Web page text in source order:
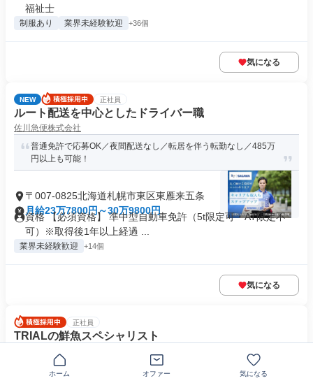
福祉士
制服あり 業界未経験歓迎 +36個
気になる
NEW 正社員
ルート配送を中心としたドライバー職
佐川急便株式会社
普通免許で応募OK／夜間配送なし／転居を伴う転勤なし／485万
円以上も可能！
〒007-0825北海道札幌市東区東雁来五条
月給23万7800円～30万9800円
資格 【必須資格】 準中型自動車免許（5t限定可・AT限定不
可）※取得後1年以上経過 ...
業界未経験歓迎 +14個
気になる
正社員
TRIALの鮮魚スペシャリスト
AI・IoTを積極導入の小売企業！働き方改革にも積極的！基本定時
ホーム オファー 気になる